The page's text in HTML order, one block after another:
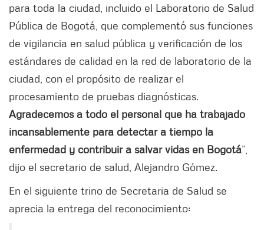
para toda la ciudad, incluido el Laboratorio de Salud
Pública de Bogotá, que complementó sus funciones
de vigilancia en salud pública y verificación de los
estándares de calidad en la red de laboratorio de la
ciudad, con el propósito de realizar el
procesamiento de pruebas diagnósticas.
Agradecemos a todo el personal que ha trabajado
incansablemente para detectar a tiempo la
enfermedad y contribuir a salvar vidas en Bogotá”,
dijo el secretario de salud, Alejandro Gómez.
En el siguiente trino de Secretaria de Salud se
aprecia la entrega del reconocimiento: